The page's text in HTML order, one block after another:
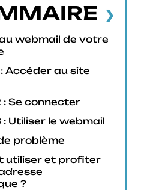
webmail de votre
: Accéder au site
: Se connecter
: Utiliser le webmail
problème
utiliser et profiter
?